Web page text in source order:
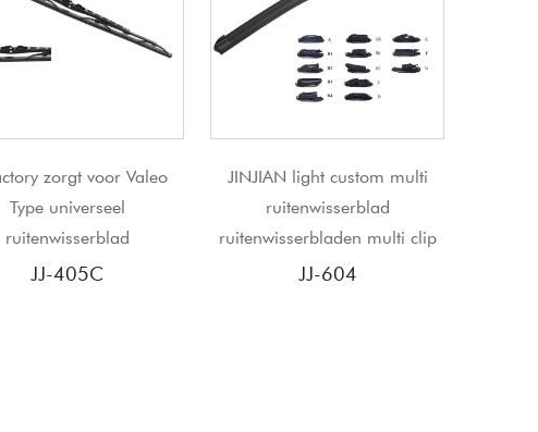
JINJIAN light custom multi
ruitenwisserblad
ruitenwisserbladen multi clip
JJ-604
Nieuw ontwerp bladwisser,
ruitenwisserblad past op 95%
speciale armen
JJ-602